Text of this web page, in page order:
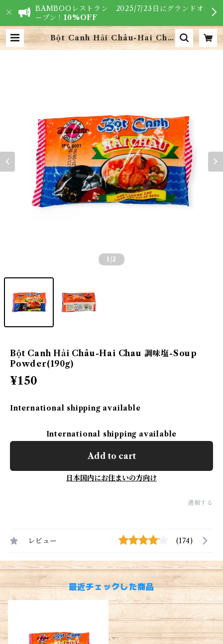
BAMBOOレストラン 2025/7/23日にグランドオ
ープン！10%OFF
Bột Canh Hải Châu-Hai Cha
u 調味塩-Soup Powder(190g) |
1 /2
Bột Canh Hải Châu-Hai Chau 調味塩-Soup
Powder(190g)
¥150
International shipping available
International shipping available
Add to cart
日本国内にお住まいの方向け
通報する
レビュー (174)
最近チェックした商品